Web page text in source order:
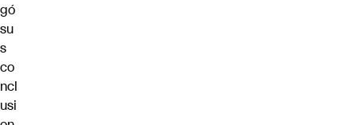
gó
su
s
co
ncl
usi